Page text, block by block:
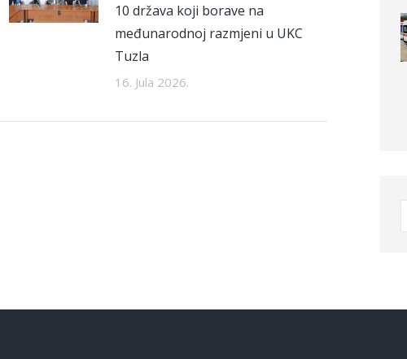
10 država koji borave na
međunarodnoj razmjeni u UKC
Tuzla
16. Jula 2026.